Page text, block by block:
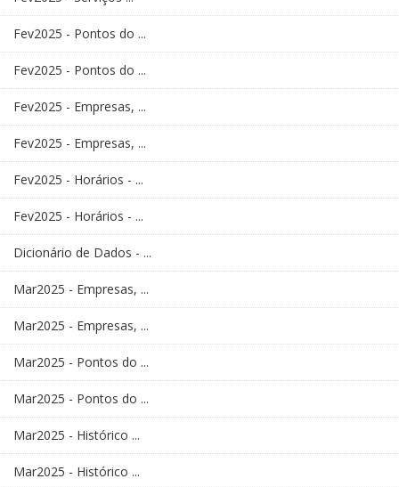
Fev2025 - Pontos do ...
Fev2025 - Pontos do ...
Fev2025 - Empresas, ...
Fev2025 - Empresas, ...
Fev2025 - Horários - ...
Fev2025 - Horários - ...
Dicionário de Dados - ...
Mar2025 - Empresas, ...
Mar2025 - Empresas, ...
Mar2025 - Pontos do ...
Mar2025 - Pontos do ...
Mar2025 - Histórico ...
Mar2025 - Histórico ...